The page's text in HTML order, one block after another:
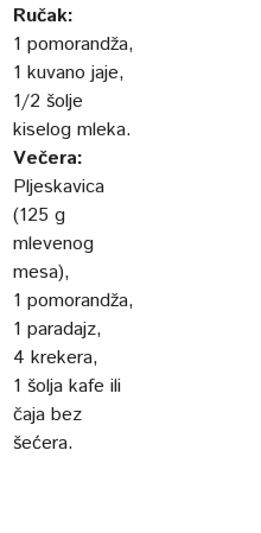
Ručak:
1 pomorandža,
1 kuvano jaje,
1/2 šolje
kiselog mleka.
Večera:
Pljeskavica
(125 g
mlevenog
mesa),
1 pomorandža,
1 paradajz,
4 krekera,
1 šolja kafe ili
čaja bez
šećera.